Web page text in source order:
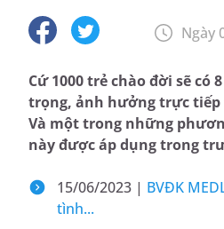
Ngày
Cứ 1000 trẻ chào đời sẽ
trọng, ảnh hưởng trực tiếp
Và một trong những
này được áp dụng trong
15/06/2023 | BVĐK
tình...